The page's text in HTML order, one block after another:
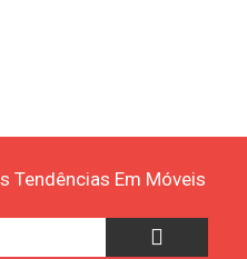
Tendências Em Móveis